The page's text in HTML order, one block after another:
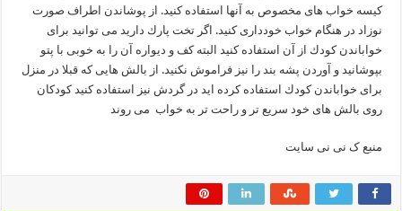
كیسه خواب های مخصوص به آنها استفاده كنید. از پوشاندن اطراف صورت
نوزاد در هنگام خواب خودداری كنید. اگر تخت پارك دارید می توانید برای
خواباندن كودك از آن استفاده كنید البته كف و دیواره آن را به خوبی با پتو
بپوشانید و آوردن پشه بند را نیز فراموش نكنید. از بالش هایی كه قبلا در منزل
برای خواباندن كودك استفاده كرده اید در گردش نیز استفاده كنید كودكان
روی بالش های خود سریع تر و راحت تر به خواب می روند
منبع ک نی نی سایت